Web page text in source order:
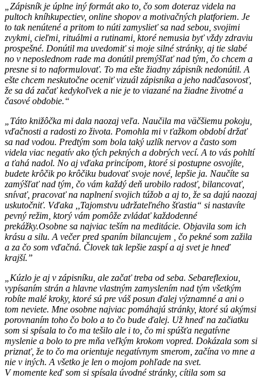
„Zápisník je úplne iný formát ako to, čo som doteraz videla na
pultoch kníhkupectiev, online shopov a motivačných platforiem. Je
to tak nenútené a pritom to núti zamyslieť sa nad sebou, svojimi
zvykmi, cieľmi, rituálmi a rutinami, ktoré nemusia byť vždy zdraviu
prospešné. Donútil ma uvedomiť si moje silné stránky, aj tie slabé
no v neposlednom rade ma donútil premýšľať nad tým, čo chcem a
presne si to naformulovať. To ma ešte žiadny zápisník nedonútil. A
ešte chcem neskutočne oceniť vizuál zápisníka a jeho nadčasovosť,
že sa dá začať kedykoľvek a nie je to viazané na žiadne životné a
časové obdobie.“
„Táto knižôčka mi dala naozaj veľa. Naučila ma väčšiemu pokoju,
vďačnosti a radosti zo života. Pomohla mi v ťažkom období držať
sa nad vodou. Predtým som bola taký uzlík nervov a často som
videla viac negatív ako tých pekných a dobrých vecí. A to vás pohltí
a ťahá nadol. No aj vďaka princípom, ktoré si postupne osvojíte,
budete krôčik po krôčiku budovať svoje nové, lepšie ja. Naučíte sa
zamýšľať nad tým, čo vám každý deň urobilo radosť, bilancovať,
snívať, pracovať na naplnení svojich túžob a aj to, že sa dajú naozaj
uskutočniť. Vďaka ,,Tajomstvu udržateľného šťastia“ si nastavíte
pevný režim, ktorý vám pomôže zvládať každodenné
prekážky.Osobne sa najviac teším na meditácie. Objavila som ich
krásu a silu. A večer pred spaním bilancujem , čo pekné som zažila
a za čo som vďačná. Človek tak lepšie zaspí a aj svet je hneď
krajší.”
„Kúzlo je aj v zápisníku, ale začať treba od seba. Sebareflexiou,
vypísaním strán a hlavne vlastným zamyslením nad tým všetkým
robíte malé kroky, ktoré sú pre váš posun ďalej významné a ani o
tom neviete. Mne osobne najviac pomáhajú stránky, ktoré sú akýmsi
porovnaním toho čo bolo a to čo bude ďalej. Už hneď na začiatku
som si spísala to čo ma tešilo ale i to, čo mi spúšťa negatívne
myslenie a bolo to pre mňa veľkým krokom vopred. Dokázala som si
priznať, že to čo ma orientuje negatívnym smerom, začína vo mne a
nie v iných. A všetko je len o mojom pohľade na svet.
V momente keď som si spísala úvodné stránky, cítila som sa